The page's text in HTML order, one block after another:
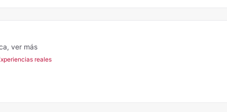
ver más
reales